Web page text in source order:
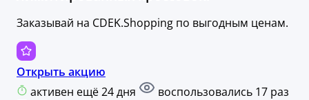
Заказывай на CDEK.Shopping по выгодным ценам.
Открыть акцию
активен ещё 24 дня
воспользовались 17 раз